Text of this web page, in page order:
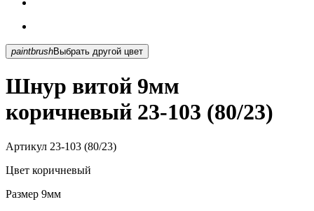
paintbrush Выбрать другой цвет
Шнур витой 9мм
коричневый 23-103 (80/23)
Артикул 23-103 (80/23)
Цвет коричневый
Размер 9мм